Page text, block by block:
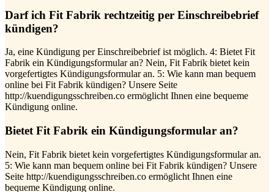
Darf ich Fit Fabrik rechtzeitig per Einschreibebrief
kündigen?
Ja, eine Kündigung per Einschreibebrief ist möglich. 4: Bietet Fit
Fabrik ein Kündigungsformular an? Nein, Fit Fabrik bietet kein
vorgefertigtes Kündigungsformular an. 5: Wie kann man bequem
online bei Fit Fabrik kündigen? Unsere Seite
http://kuendigungsschreiben.co ermöglicht Ihnen eine bequeme
Kündigung online.
Bietet Fit Fabrik ein Kündigungsformular an?
Nein, Fit Fabrik bietet kein vorgefertigtes Kündigungsformular an.
5: Wie kann man bequem online bei Fit Fabrik kündigen? Unsere
Seite http://kuendigungsschreiben.co ermöglicht Ihnen eine
bequeme Kündigung online.